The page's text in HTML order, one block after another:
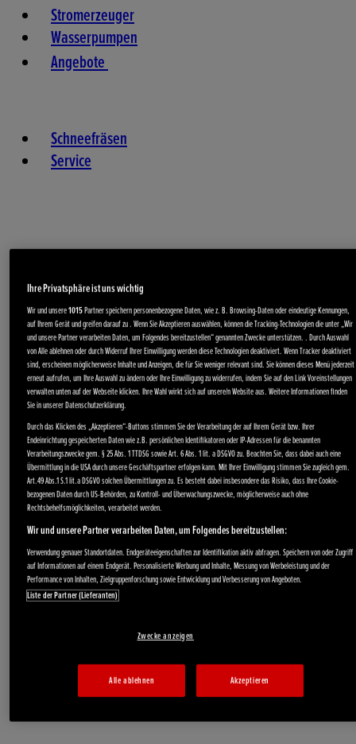
Stromerzeuger
Wasserpumpen
Angebote
Schneefräsen
Service
Ihre Privatsphäre ist uns wichtig
Wir und unsere1015Partner speichern personenbezogene Daten, wie z. B. Browsing-Daten oder eindeutige Kennungen,
auf Ihrem Gerät und greifen darauf zu . Wenn Sie Akzeptieren auswählen, können die Tracking-Technologien die unter „Wir
und unsere Partner verarbeiten Daten, um Folgendes bereitzustellen“ genannten Zwecke unterstützen. . Durch Auswahl
von Alle ablehnen oder durch Widerruf Ihrer Einwilligung werden diese Technologien deaktiviert. Wenn Tracker deaktiviert
sind, erscheinen möglicherweise Inhalte und Anzeigen, die für Sie weniger relevant sind. Sie können dieses Menü jederzeit
erneut aufrufen, um Ihre Auswahl zu ändern oder Ihre Einwilligung zu widerrufen, indem Sie auf den Link Voreinstellungen
verwalten unten auf der Webseite klicken. Ihre Wahl wirkt sich auf unsere/n Website aus. Weitere Informationen finden
Sie in unserer Datenschutzerklärung.
Durch das Klicken des „Akzeptieren“-Buttons stimmen Sie der Verarbeitung der auf Ihrem Gerät bzw. Ihrer
Endeinrichtung gespeicherten Daten wie z.B. persönlichen Identifikatoren oder IP-Adressen für die benannten
Verarbeitungszwecke gem. § 25 Abs. 1 TTDSG sowie Art. 6 Abs. 1 lit. a DSGVO zu. Beachten Sie, dass dabei auch eine
Übermittlung in die USA durch unsere Geschäftspartner erfolgen kann. Mit Ihrer Einwilligung stimmen Sie zugleich gem.
Art.49 Abs.1 S.1 lit.a DSGVO solchen Übermittlungen zu. Es besteht dabei insbesondere das Risiko, dass Ihre Cookie-
bezogenen Daten durch US-Behörden, zu Kontroll- und Überwachungszwecke, möglicherweise auch ohne
Rechtsbehelfsmöglichkeiten, verarbeitet werden.
Wir und unsere Partner verarbeiten Daten, um Folgendes bereitzustellen:
Verwendung genauer Standortdaten. Endgeräteeigenschaften zur Identifikation aktiv abfragen. Speichern von oder Zugriff
auf Informationen auf einem Endgerät. Personalisierte Werbung und Inhalte, Messung von Werbeleistung und der
Performance von Inhalten, Zielgruppenforschung sowie Entwicklung und Verbesserung von Angeboten.
Liste der Partner (Lieferanten)
Zwecke anzeigen
Alle ablehnen Akzeptieren